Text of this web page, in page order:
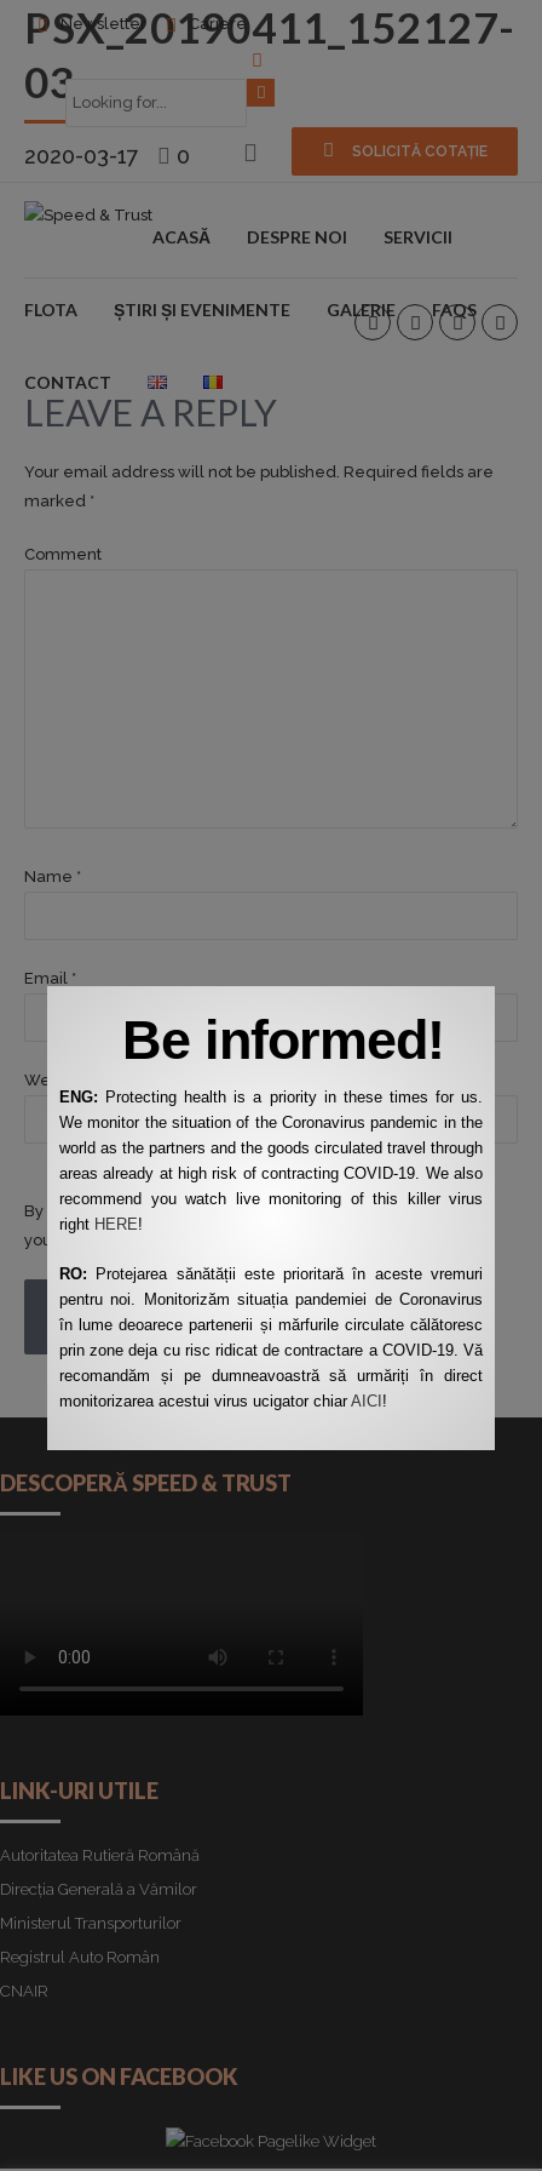
Newsletter Cariere
SOLICITĂ COTAȚIE
ACASĂ DESPRE NOI SERVICII
FLOTA ȘTIRI ȘI EVENIMENTE GALERIE FAQS
CONTACT
PSX_20190411_152127-
03
2020-03-17 0
LEAVE A REPLY
Your email address will not be published. Required fields are
marked *
Comment
Name *
Email *
Website
By using this form you agree with the storage and handling of
your data by this website.
POST COMMENT
DESCOPERĂ SPEED & TRUST
LINK-URI UTILE
Autoritatea Rutieră Română
Direcția Generală a Vămilor
Ministerul Transporturilor
Registrul Auto Român
CNAIR
LIKE US ON FACEBOOK
Be informed!
ENG: Protecting health is a priority in these times for us.
We monitor the situation of the Coronavirus pandemic in the
world as the partners and the goods circulated travel through
areas already at high risk of contracting COVID-19. We also
recommend you watch live monitoring of this killer virus
right HERE!
RO: Protejarea sănătății este prioritară în aceste vremuri
pentru noi. Monitorizăm situația pandemiei de Coronavirus
în lume deoarece partenerii și mărfurile circulate călătoresc
prin zone deja cu risc ridicat de contractare a COVID-19. Vă
recomandăm și pe dumneavoastră să urmăriți în direct
monitorizarea acestui virus ucigator chiarAICI !